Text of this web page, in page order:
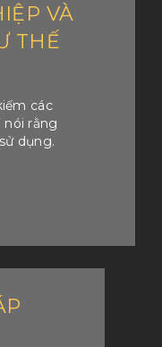
VÀ
THẾ
các
nói rằng
dụng.